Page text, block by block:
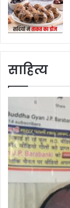
साहित्य